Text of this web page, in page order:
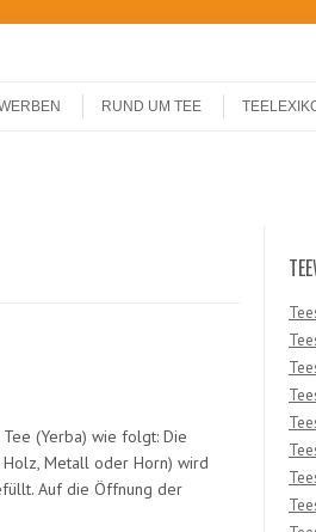
RUND UM TEE
(Yerba) wie folgt: Die
Metall oder Horn) wird
Auf die Öffnung der